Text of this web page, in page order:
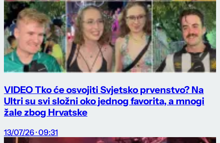
VIDEO Tko će osvojiti Svjetsko prvenstvo? Na
Ultri su svi složni oko jednog favorita, a mnogi
žale zbog Hrvatske
13/07/26 · 09:31